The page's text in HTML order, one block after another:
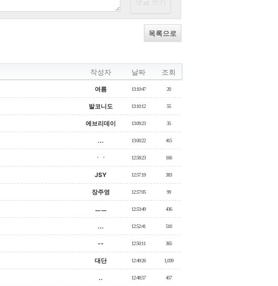
목록으로
작성자 날짜 조회
여름 13:10:47 20
발코니도 13:10:12 55
에브리데이 13:09:23 35
... 13:00:22 415
ㆍㆍ 12:58:23 166
JSY 12:57:19 383
장주영 12:57:05 99
ㅡㅡ 12:53:49 436
... 12:52:41 510
-- 12:50:11 365
대단 12:49:26 1,039
.. 12:48:57 457